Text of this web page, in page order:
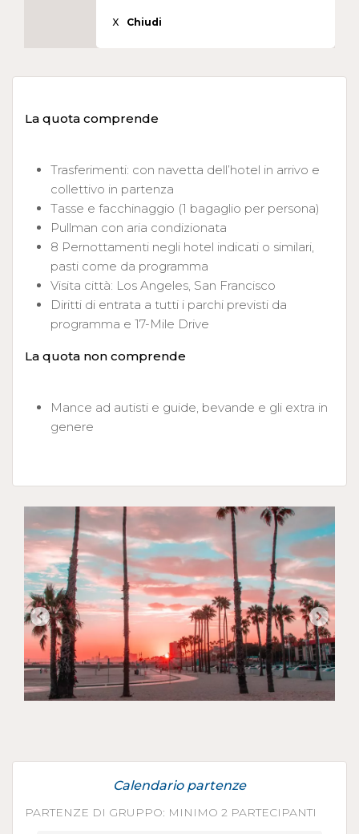
X Chiudi
La quota comprende
Trasferimenti: con navetta dell’hotel in arrivo e
collettivo in partenza
Tasse e facchinaggio (1 bagaglio per persona)
Pullman con aria condizionata
8 Pernottamenti negli hotel indicati o similari,
pasti come da programma
Visita città: Los Angeles, San Francisco
Diritti di entrata a tutti i parchi previsti da
programma e 17-Mile Drive
La quota non comprende
Mance ad autisti e guide, bevande e gli extra in
genere
Calendario partenze
PARTENZE DI GRUPPO: MINIMO 2 PARTECIPANTI